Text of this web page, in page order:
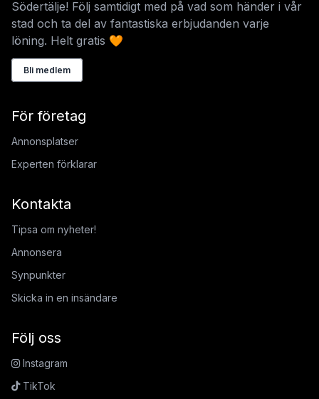
Södertälje! Följ samtidigt med på vad som händer i vår
stad och ta del av fantastiska erbjudanden varje
löning. Helt gratis 🧡
Bli medlem
För företag
Annonsplatser
Experten förklarar
Kontakta
Tipsa om nyheter!
Annonsera
Synpunkter
Skicka in en insändare
Följ oss
Instagram
TikTok